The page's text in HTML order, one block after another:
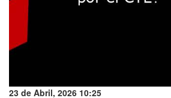
23 de Abril, 2026 10:25